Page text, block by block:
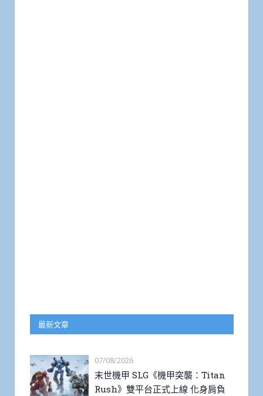
最新文章
07/08/2026
末世機甲 SLG《機甲突襲：Titan
Rush》雙平台正式上線 化身肩負